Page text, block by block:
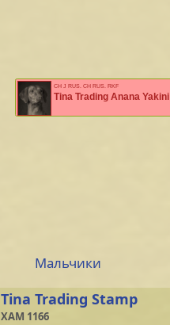
CH J RUS, CH RUS, RKF
Tina Trading Anana Yakini
Мальчики
Tina Trading Stamp
XAM 1166